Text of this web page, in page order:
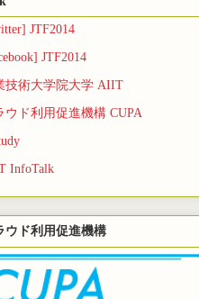
JTF2014
JTF2014
技術大学院大学 AIIT
ウド利用促進機構 CUPA
InfoTalk
ウド利用促進機構